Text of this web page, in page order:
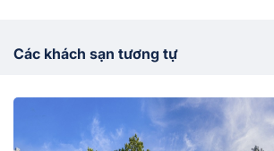
cũng có thể tổ chức tiệc tới 100 khách.
tự nhiên. Resort cũng gần các điểm tham
Thung Lũng Tình Yêu, Đồi Mộng Mơ,...
Các khách sạn tương tự